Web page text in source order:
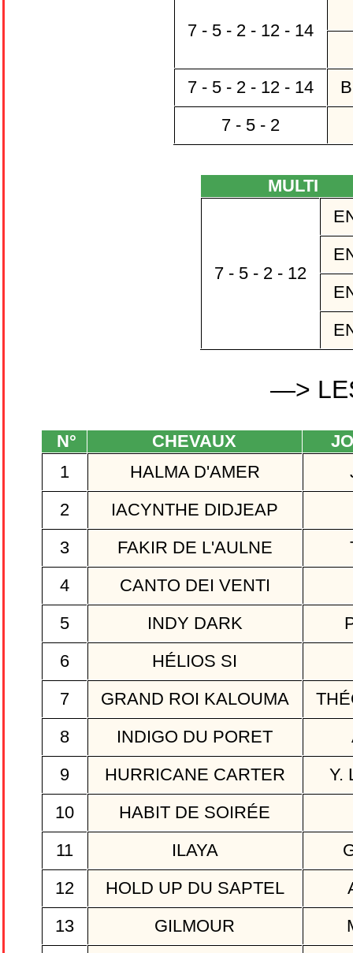
7 - 5 - 2 - 12 - 14
7 - 5 - 2 - 12 - 14
7 - 5 - 2
MULTI
7 - 5 - 2 - 12
—>
N° CHEVAUX
1
HALMA D'AMER
2
IACYNTHE DIDJEAP
3
FAKIR DE L'AULNE
4
CANTO DEI VENTI
5
INDY DARK
6
HÉLIOS SI
7
GRAND ROI KALOUMA
8
INDIGO DU PORET
9
HURRICANE CARTER
Y.
10
HABIT DE SOIRÉE
11
ILAYA
12
HOLD UP DU SAPTEL
13
GILMOUR